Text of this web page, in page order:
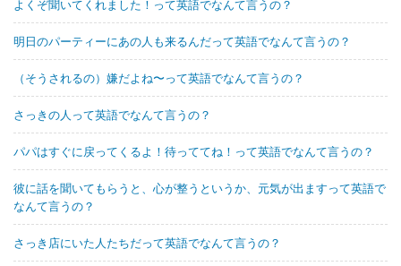
よくぞ聞いてくれました！って英語でなんて言うの？
明日のパーティーにあの人も来るんだって英語でなんて言うの？
（そうされるの）嫌だよね〜って英語でなんて言うの？
さっきの人って英語でなんて言うの？
パパはすぐに戻ってくるよ！待っててね！って英語でなんて言うの？
彼に話を聞いてもらうと、心が整うというか、元気が出ますって英語で
なんて言うの？
さっき店にいた人たちだって英語でなんて言うの？